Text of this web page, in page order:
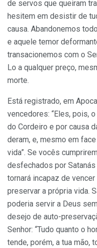
de servos que queiram
hesitem em desistir de
causa. Abando­nemos
e aquele temor
transacionemos com o
Lo a qualquer preço,
morte.
Está registrado, em
vencedores: “Eles, pois,
do Cordeiro e por causa
deram, e, mesmo em
vida”. Se vocês
desfechados por
tornará incapaz de
preservar a própria vida.
poderia servir a Deus
desejo de auto-
Senhor: “Tudo quanto o
tende, porém, a tua mão,